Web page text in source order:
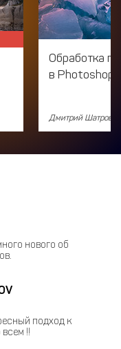
Обработка
в Photoshop:
Дмитрий Шатров
нового об
подход к
!!